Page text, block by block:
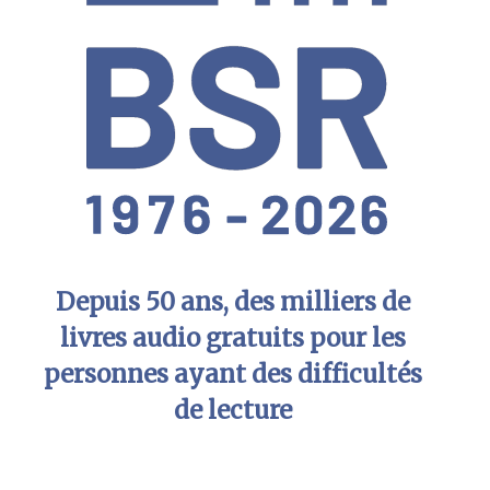
Depuis 50 ans, des milliers de
livres audio gratuits pour les
personnes ayant des difficultés
de lecture